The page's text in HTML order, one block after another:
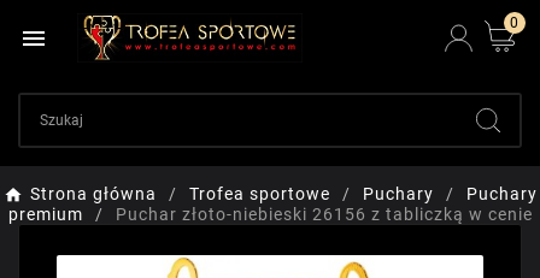

0
Strona główna Trofea sportowe Puchary
Puchary
premium
Puchar złoto-niebieski 26156 z tabliczką w cenie